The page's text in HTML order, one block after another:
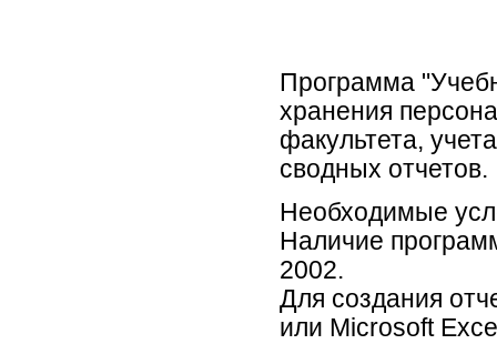
Программа
хранения
факультета,
сводных отчетов.
Необходимые
Наличие
2002.
Для создания
или Microsoft